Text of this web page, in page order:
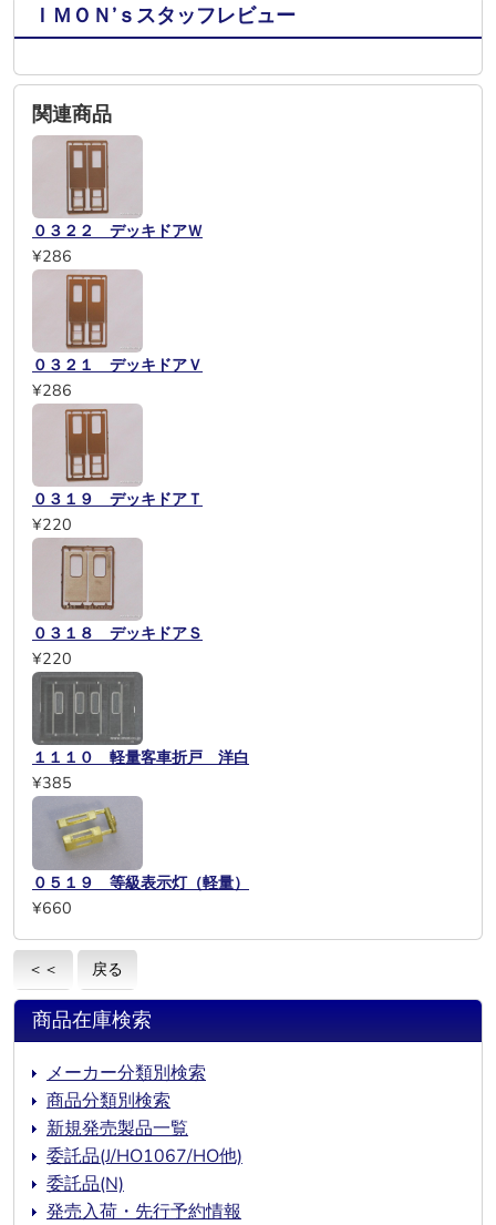
ＩＭＯＮ’ｓスタッフレビュー
関連商品
０３２２ デッキドアＷ
¥286
０３２１ デッキドアＶ
¥286
０３１９ デッキドアＴ
¥220
０３１８ デッキドアＳ
¥220
１１１０ 軽量客車折戸 洋白
¥385
０５１９ 等級表示灯（軽量）
¥660
＜＜ 戻る
商品在庫検索
メーカー分類別検索
商品分類別検索
新規発売製品一覧
委託品(J/HO1067/HO他)
委託品(N)
発売入荷・先行予約情報